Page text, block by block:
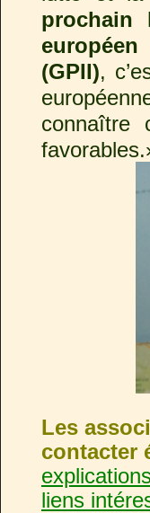
prochain
(GPII),
connaître
Les
contacter
liens